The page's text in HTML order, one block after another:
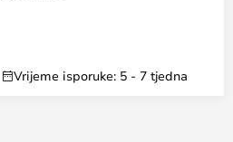
Vrijeme isporuke: 5 - 7 tjedna